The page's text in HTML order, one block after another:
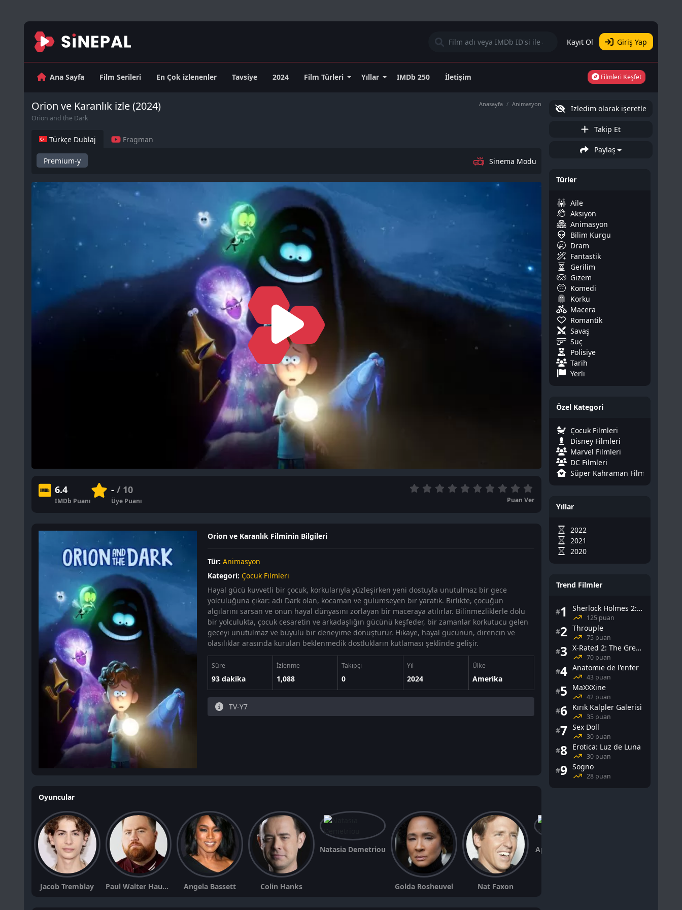
Kayıt Ol Giriş Yap
Ana Sayfa Film Serileri En Çok izlenenler Tavsiye 2024 Film Türleri Yıllar IMDb 250 İletişim Filmleri Keşfet
Orion ve Karanlık izle (2024)
Orion and the Dark
Anasayfa Animasyon
Türkçe Dublaj Fragman
Premium-y Sinema Modu
6.4
IMDb Puanı
-/ 10
Üye Puanı Puan Ver
Orion ve Karanlık Filminin Bilgileri
Tür: Animasyon
Kategori: Çocuk Filmleri
Hayal gücü kuvvetli bir çocuk, korkularıyla yüzleşirken yeni dostuyla unutulmaz bir gece
yolculuğuna çıkar: adı Dark olan, kocaman ve gülümseyen bir yaratık. Birlikte, çocuğun
algılarını sarsan ve onun hayal dünyasını zorlayan bir maceraya atılırlar. Bilinmezliklerle dolu
bir yolculukta, çocuk cesaretin ve arkadaşlığın gücünü keşfeder, bir zamanlar korkutucu gelen
geceyi unutulmaz ve büyülü bir deneyime dönüştürür. Hikaye, hayal gücünün, direncin ve
olasılıklar arasında kurulan beklenmedik dostlukların kutlaması şeklinde gelişir.
Süre
93 dakika
İzlenme
1,088
Takipçi
0
Yıl
2024
Ülke
Amerika
TV-Y7
Oyuncular
Jacob Tremblay Paul Walter Hauser Angela Bassett Colin Hanks
Natasia Demetriou
Golda Rosheuvel Nat Faxon
Aparna Nancherla
İzledim olarak işeretle
Takip Et
Paylaş
Türler
Aile
Aksiyon
Animasyon
Bilim Kurgu
Dram
Fantastik
Gerilim
Gizem
Komedi
Korku
Macera
Romantik
Savaş
Suç
Polisiye
Tarih
Yerli
Özel Kategori
Çocuk Filmleri
Disney Filmleri
Marvel Filmleri
DC Filmleri
Süper Kahraman Filmleri
Yıllar
2022
2021
2020
Trend Filmler
#1 Sherlock Holmes 2: Gölge Oyunları
125 puan
#2 Throuple
75 puan
#3 X-Rated 2: The Greatest Adult Stars of All-Time
70 puan
#4 Anatomie de l'enfer
43 puan
#5 MaXXXine
42 puan
#6 Kırık Kalpler Galerisi
35 puan
#7 Sex Doll
30 puan
#8 Erotica: Luz de Luna
30 puan
#9 Sogno
28 puan